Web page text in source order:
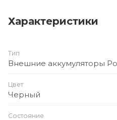
производителя.
Дополнительно:
моделей.
Характеристики
Тип
Внешние аккумуляторы
Цвет
Черный
Состояние